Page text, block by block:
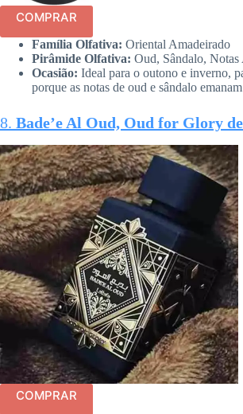
COMPRAR
Família Olfativa: Oriental Amadeirado
Pirâmide Olfativa: Oud, Sândalo, Notas
Ocasião: Ideal para o outono e inverno,
porque as notas de oud e sândalo
8. Bade’e Al Oud, Oud for Glory
COMPRAR